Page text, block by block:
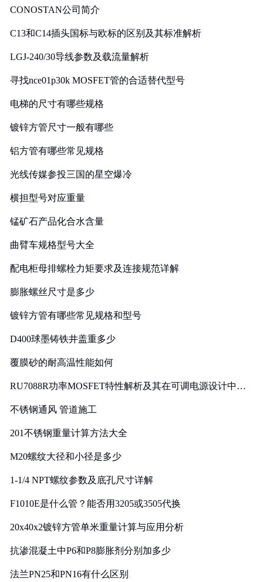
CONOSTAN公司简介
C13和C14插头国标与欧标的区别及其标准解析
LGJ-240/30导线参数及载流量解析
寻找nce01p30k MOSFET管的合适替代型号
电梯的尺寸有哪些规格
镀锌方管尺寸一般有哪些
铝方管有哪些常见规格
光线传媒参投三国的星空爆冷
横担型号对应重量
锰矿石产品化合水含量
曲臂车规格型号大全
配电柜母排螺栓力矩要求及连接规范详解
膨胀螺丝尺寸是多少
镀锌方管有哪些常见规格和型号
D400球墨铸铁井盖重多少
覆膜砂的耐高温性能如何
RU7088R功率MOSFET特性解析及其在可调电源设计中的
不锈钢通风 管道施工
201不锈钢重量计算方法大全
M20螺纹大径和小径是多少
1-1/4 NPT螺纹参数及底孔尺寸详解
F1010E是什么管？能否用3205或3505代换
20x40x2镀锌方管单米重量计算与应用分析
抗渗混凝土中P6和P8膨胀剂分别加多少
法兰PN25和PN16有什么区别